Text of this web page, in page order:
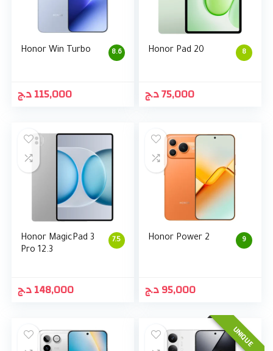
8.6
Honor Win Turbo
115,000د.ج
8
Honor Pad 20
75,000د.ج
7.5
Honor MagicPad 3
Pro 12.3
148,000د.ج
9
Honor Power 2
95,000د.ج
UNIQUE